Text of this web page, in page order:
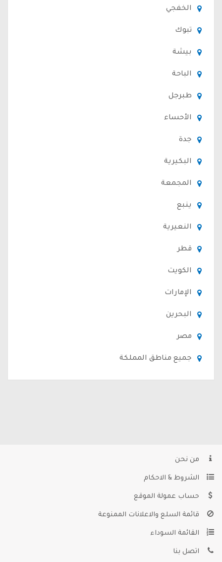
الخفجي
تبوك
بيشة
الباحة
طبرجل
الأحساء
جدة
البكيرية
المجمعة
ينبع
النعيرية
قطر
الكويت
الإمارات
البحرين
مصر
جميع مناطق المملكة
من نحن
الشروط & الاحكام
حساب عمولة الموقع
قائمة السلع والاعلانات الممنوعة
القائمة السوداء
اتصل بنا